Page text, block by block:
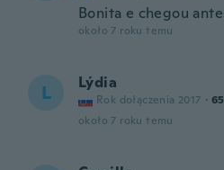
Bonita e chegou
około 7 roku temu
L Lýdia
Rok dołączenia 2017 · 65
około 7 roku temu